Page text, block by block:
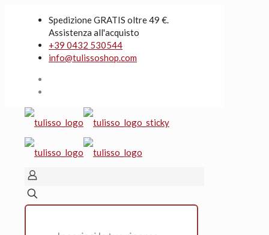
Spedizione GRATIS oltre 49 €.
Assistenza all'acquisto
+39 0432 530544
info@tulissoshop.com